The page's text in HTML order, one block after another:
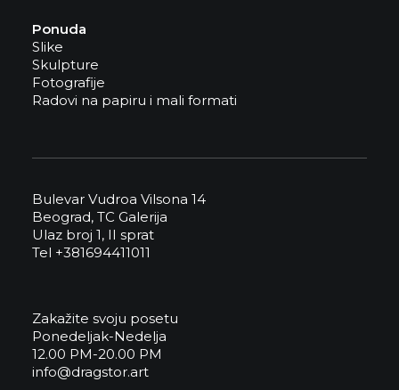
Ponuda
Slike
Skulpture
Fotografije
Radovi na papiru i mali formati
Bulevar Vudroa Vilsona 14
Beograd, TC Galerija
Ulaz broj 1, II sprat
Tel +381694411011
Zakažite svoju posetu
Ponedeljak-Nedelja
12.00 PM-20.00 PM
info@dragstor.art